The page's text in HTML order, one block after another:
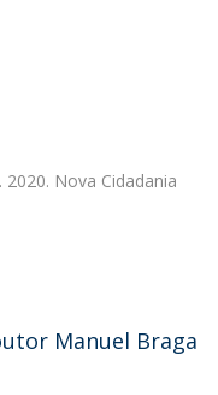
2020. Nova Cidadania
Manuel Braga